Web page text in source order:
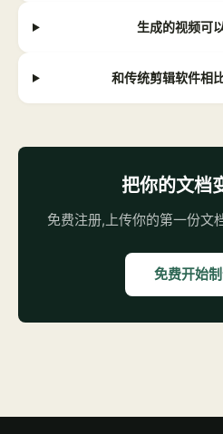
生成的视频可
和传统剪辑软件相
把你的文档
免费注册,上传你的第一份文
免费开始